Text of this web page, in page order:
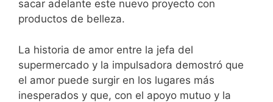
sacar adelante este nuevo proyecto con
productos de belleza.
La historia de amor entre la jefa del
supermercado y la impulsadora demostró que
el amor puede surgir en los lugares más
inesperados y que, con el apoyo mutuo y la